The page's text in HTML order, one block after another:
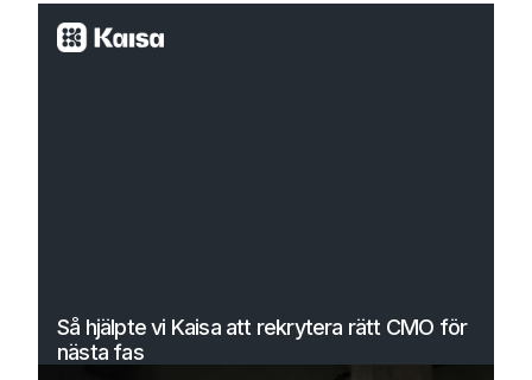
Så hjälpte vi Kaisa att rekrytera rätt CMO för
nästa fas